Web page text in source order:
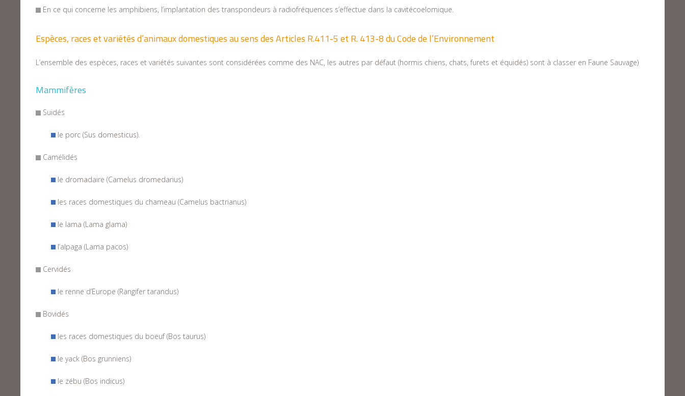
En ce qui concerne les amphibiens, l’implantation des transpondeurs à radiofréquences s’effectue dans la cavitécoelomique.
Espèces, races et variétés d’animaux domestiques au sens des Articles R.411-5 et R. 413-8 du Code de l’Environnement
L’ensemble des espèces, races et variétés suivantes sont considérées comme des NAC, les autres par défaut (hormis chiens, chats, furets et équidés) sont à classer en Faune Sauvage)
Mammifères
Suidés
le porc (Sus domesticus).
Camélidés
le dromadaire (Camelus dromedarius)
les races domestiques du chameau (Camelus bactrianus)
le lama (Lama glama)
l’alpaga (Lama pacos)
Cervidés
le renne d’Europe (Rangifer tarandus)
Bovidés
les races domestiques du boeuf (Bos taurus)
le yack (Bos grunniens)
le zébu (Bos indicus)